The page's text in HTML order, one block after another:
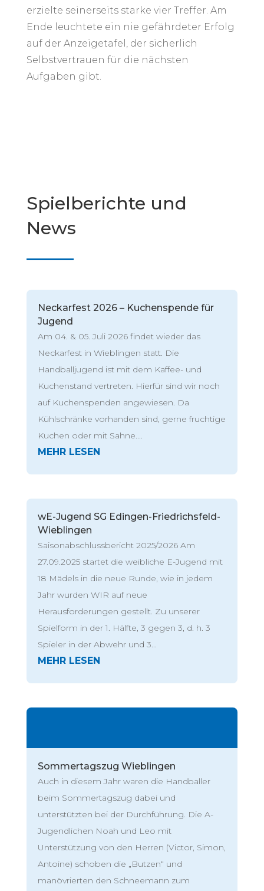
erzielte seinerseits starke vier Treffer. Am
Ende leuchtete ein nie gefährdeter Erfolg
auf der Anzeigetafel, der sicherlich
Selbstvertrauen für die nächsten
Aufgaben gibt.
Spielberichte und
News
Neckarfest 2026 – Kuchenspende für
Jugend
Am 04. & 05. Juli 2026 findet wieder das
Neckarfest in Wieblingen statt. Die
Handballjugend ist mit dem Kaffee- und
Kuchenstand vertreten. Hierfür sind wir noch
auf Kuchenspenden angewiesen. Da
Kühlschränke vorhanden sind, gerne fruchtige
Kuchen oder mit Sahne....
wE-Jugend SG Edingen-Friedrichsfeld-
Wieblingen
Saisonabschlussbericht 2025/2026 Am
27.09.2025 startet die weibliche E-Jugend mit
18 Mädels in die neue Runde, wie in jedem
Jahr wurden WIR auf neue
Herausforderungen gestellt. Zu unserer
Spielform in der 1. Hälfte, 3 gegen 3, d. h. 3
Spieler in der Abwehr und 3...
Sommertagszug Wieblingen
Auch in diesem Jahr waren die Handballer
beim Sommertagszug dabei und
unterstützten bei der Durchführung. Die A-
Jugendlichen Noah und Leo mit
Unterstützung von den Herren (Victor, Simon,
Antoine) schoben die „Butzen“ und
manövrierten den Schneemann zum